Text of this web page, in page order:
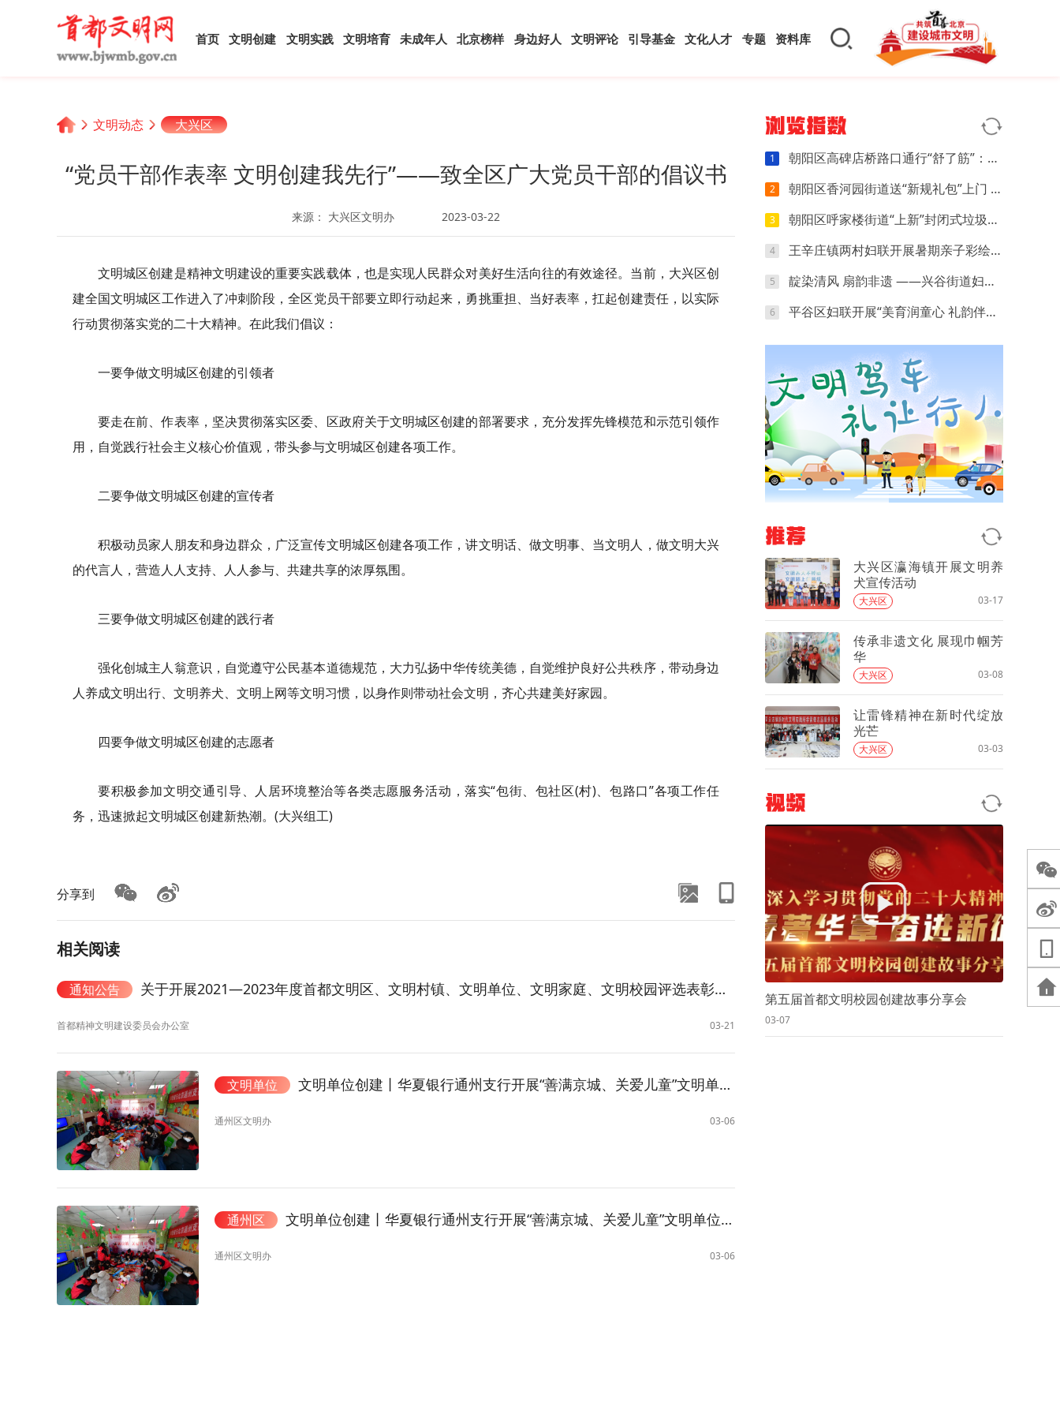
首页 文明创建 文明实践 文明培育 未成年人 北京榜样 身边好人 文明评论 引导基金 文化人才 专题 资料库
文明动态 大兴区
“党员干部作表率 文明创建我先行”——致全区广大党员干部的倡议书
来源： 大兴区文明办 2023-03-22
文明城区创建是精神文明建设的重要实践载体，也是实现人民群众对美好生活向往的有效途径。当前，大兴区创
建全国文明城区工作进入了冲刺阶段，全区党员干部要立即行动起来，勇挑重担、当好表率，扛起创建责任，以实际
行动贯彻落实党的二十大精神。在此我们倡议：
一要争做文明城区创建的引领者
要走在前、作表率，坚决贯彻落实区委、区政府关于文明城区创建的部署要求，充分发挥先锋模范和示范引领作
用，自觉践行社会主义核心价值观，带头参与文明城区创建各项工作。
二要争做文明城区创建的宣传者
积极动员家人朋友和身边群众，广泛宣传文明城区创建各项工作，讲文明话、做文明事、当文明人，做文明大兴
的代言人，营造人人支持、人人参与、共建共享的浓厚氛围。
三要争做文明城区创建的践行者
强化创城主人翁意识，自觉遵守公民基本道德规范，大力弘扬中华传统美德，自觉维护良好公共秩序，带动身边
人养成文明出行、文明养犬、文明上网等文明习惯，以身作则带动社会文明，齐心共建美好家园。
四要争做文明城区创建的志愿者
要积极参加文明交通引导、人居环境整治等各类志愿服务活动，落实“包街、包社区(村)、包路口”各项工作任
务，迅速掀起文明城区创建新热潮。(大兴组工)
分享到
相关阅读
通知公告 关于开展2021—2023年度首都文明区、文明村镇、文明单位、文明家庭、文明校园评选表彰工作的通知
首都精神文明建设委员会办公室 03-21
文明单位 文明单位创建丨华夏银行通州支行开展“善满京城、关爱儿童”文明单位志愿服务活动
通州区文明办 03-06
通州区 文明单位创建丨华夏银行通州支行开展“善满京城、关爱儿童”文明单位志愿服务活动
通州区文明办 03-06
浏览指数
1 朝阳区高碑店桥路口通行“舒了筋”：小切口调整让早晚高峰少堵几分
2 朝阳区香河园街道送“新规礼包”上门 商户指尖学会管好自家“门前一米”
3 朝阳区呼家楼街道“上新”封闭式垃圾箱房 “扔垃圾”这件小事有了新体验
4 王辛庄镇两村妇联开展暑期亲子彩绘主题活动
5 靛染清风 扇韵非遗 ——兴谷街道妇联开展非遗蜡染团扇手工体验活动
6 平谷区妇联开展“美育润童心 礼韵伴成长”暑期儿童关爱特色主题活动
推荐
大兴区瀛海镇开展文明养
犬宣传活动
大兴区 03-17
传承非遗文化 展现巾帼芳
华
大兴区 03-08
让雷锋精神在新时代绽放
光芒
大兴区 03-03
视频
第五届首都文明校园创建故事分享会
03-07